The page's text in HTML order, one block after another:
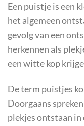
Een puistje is een
het algemeen
gevolg van een
herkennen als
een witte kop
De term puistjes
Doorgaans
plekjes ontstaan in